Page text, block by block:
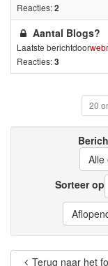
Reacties:2
Aantal Blogs?
Laatste berichtdoor
Reacties:3
20
Alle
Sorteer op
Terug naar het